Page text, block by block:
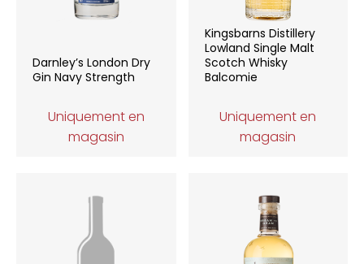
Darnley’s London Dry
Gin Navy Strength
Uniquement en
magasin
Kingsbarns Distillery
Lowland Single Malt
Scotch Whisky
Balcomie
Uniquement en
magasin